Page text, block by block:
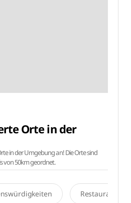
Orte in der
in der Umgebung an! Die Orte sind
von 50km geordnet.
Restaurants